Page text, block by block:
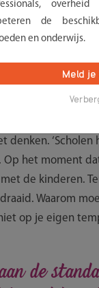
bij
met school,
is de weg tot op
er nodig is.’
denken.
het moment
de kinderen.
Waarom
op je eigen
de
de
en onderwijs.
Meld je